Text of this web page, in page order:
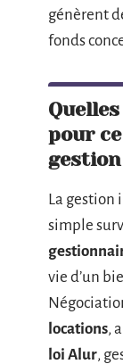
génèrent
fonds
pour
La gestion
simple
vie d’un
locations,
loi Alur,